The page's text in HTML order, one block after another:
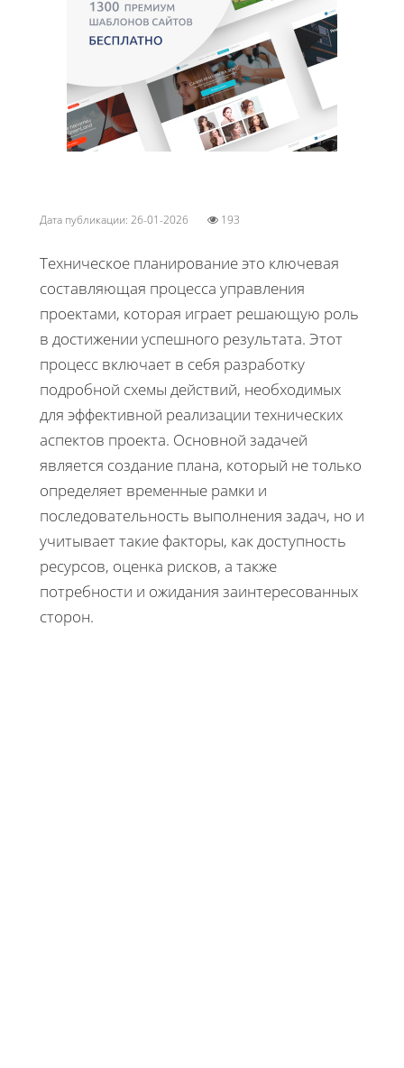
Дата публикации: 26-01-2026 193
Техническое планирование это ключевая
составляющая процесса управления
проектами, которая играет решающую роль
в достижении успешного результата. Этот
процесс включает в себя разработку
подробной схемы действий, необходимых
для эффективной реализации технических
аспектов проекта. Основной задачей
является создание плана, который не только
определяет временные рамки и
последовательность выполнения задач, но и
учитывает такие факторы, как доступность
ресурсов, оценка рисков, а также
потребности и ожидания заинтересованных
сторон.